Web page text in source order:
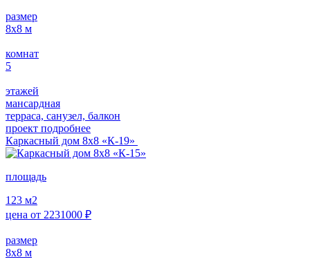
размер
8х8 м
комнат
5
этажей
мансардная
терраса, санузел, балкон
проект подробнее
Каркасный дом 8х8 «К-19»
площадь
123 м2
цена от 2231000 ₽
размер
8х8 м